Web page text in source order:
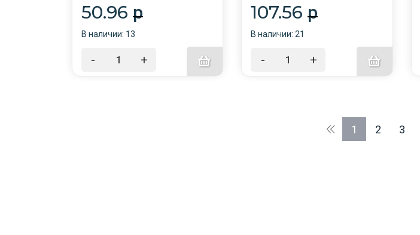
55169
50.96 p
В наличии: 13
- +
55207
107.56p
В наличии: 21
- +
1 2 3